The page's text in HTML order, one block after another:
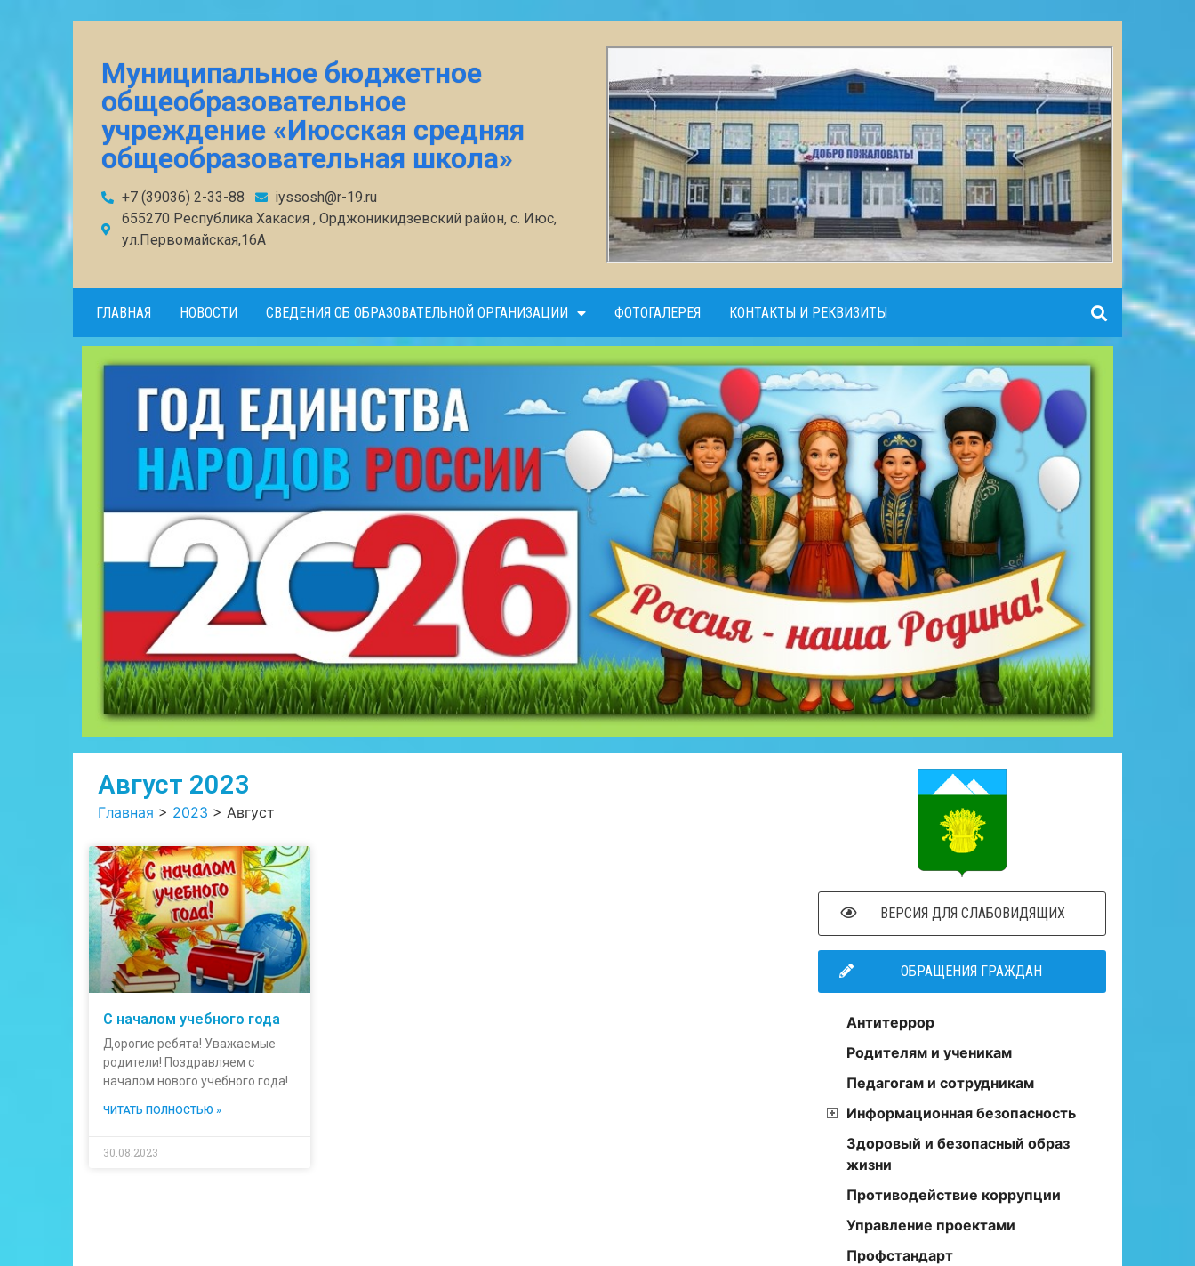
Муниципальное бюджетное
общеобразовательное
учреждение «Июсская средняя
общеобразовательная школа»
+7 (39036) 2-33-88
iyssosh@r-19.ru
655270 Республика Хакасия , Орджоникидзевский район, с. Июс,
ул.Первомайская,16А
ГЛАВНАЯ НОВОСТИ СВЕДЕНИЯ ОБ ОБРАЗОВАТЕЛЬНОЙ ОРГАНИЗАЦИИ ФОТОГАЛЕРЕЯ КОНТАКТЫ И РЕКВИЗИТЫ
Август 2023
Главная > 2023 > Август
С началом учебного года
Дорогие ребята! Уважаемые
родители! Поздравляем с
началом нового учебного года!
ЧИТАТЬ ПОЛНОСТЬЮ »
30.08.2023
ВЕРСИЯ ДЛЯ СЛАБОВИДЯЩИХ
ОБРАЩЕНИЯ ГРАЖДАН
Антитеррор
Родителям и ученикам
Педагогам и сотрудникам
Информационная безопасность
Здоровый и безопасный образ
жизни
Противодействие коррупции
Управление проектами
Профстандарт